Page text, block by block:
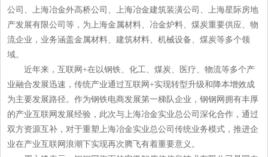
公司、上海冶金外高桥公司、上海冶金建筑装潢公司、上海星际房地
产发展有限公司等，为上海金属材料、冶金炉料、煤炭重要供应、物
流企业，业务涵盖金属材料、建筑材料、机械设备、煤炭等多个领
域。
近年来，互联网+在以钢铁、化工、煤炭、医疗、物流等多个产
业融合发展迅速，传统产业通过互联网+实现转型升级和降本增效成
为主要发展路径。作为钢铁电商发展第一梯队企业，钢钢网拥有丰厚
的产业互联网发展经验，此次与上海冶金实业总公司深化合作，通过
双方资源互补，对于重塑上海冶金实业总公司传统业务模式，推进企
业在产业互联网浪潮下实现再次腾飞有着重要意义。